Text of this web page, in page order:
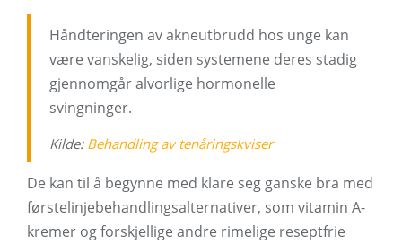
Håndteringen av akneutbrudd hos unge kan
være vanskelig, siden systemene deres stadig
gjennomgår alvorlige hormonelle
svingninger.
Kilde: Behandling av tenåringskviser
De kan til å begynne med klare seg ganske bra med
førstelinjebehandlingsalternativer, som vitamin A-
kremer og forskjellige andre rimelige reseptfrie